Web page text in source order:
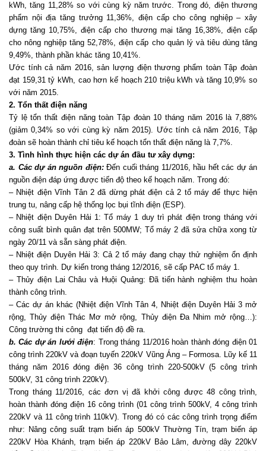
kWh, tăng 11,28% so với cùng kỳ năm trước. Trong đó, điện thương
phẩm nội địa tăng trưởng 11,36%, điện cấp cho công nghiệp – xây
dựng tăng 10,75%, điện cấp cho thương mại tăng 16,38%, điện cấp
cho nông nghiệp tăng 52,78%, điện cấp cho quản lý và tiêu dùng tăng
9,49%, thành phần khác tăng 10,41%.
Ước tính cả năm 2016, sản lượng điện thương phẩm toàn Tập đoàn
đạt 159,31 tỷ kWh, cao hơn kế hoạch 210 triệu kWh và tăng 10,9% so
với năm 2015.
2. Tổn thất điện năng
Tỷ lệ tổn thất điện năng toàn Tập đoàn 10 tháng năm 2016 là 7,88%
(giảm 0,34% so với cùng kỳ năm 2015). Ước tính cả năm 2016, Tập
đoàn sẽ hoàn thành chỉ tiêu kế hoạch tổn thất điện năng là 7,7%.
3. Tình hình thực hiện các dự án đầu tư xây dựng:
a. Các dự án nguồn điện: Đến cuối tháng 11/2016, hầu hết các dự án
nguồn điện đáp ứng được tiến độ theo kế hoạch năm. Trong đó:
– Nhiệt điện Vĩnh Tân 2 đã dừng phát điện cả 2 tổ máy để thực hiện
trung tu, nâng cấp hệ thống lọc bụi tĩnh điện (ESP).
– Nhiệt điện Duyên Hải 1: Tổ máy 1 duy trì phát điện trong tháng với
công suất bình quân đạt trên 500MW; Tổ máy 2 đã sửa chữa xong từ
ngày 20/11 và sẵn sàng phát điện.
– Nhiệt điện Duyên Hải 3: Cả 2 tổ máy đang chạy thử nghiệm ổn định
theo quy trình. Dự kiến trong tháng 12/2016, sẽ cấp PAC tổ máy 1.
– Thủy điện Lai Châu và Huội Quảng: Đã tiến hành nghiệm thu hoàn
thành công trình.
– Các dự án khác (Nhiệt điện Vĩnh Tân 4, Nhiệt điện Duyên Hải 3 mở
rộng, Thủy điện Thác Mơ mở rộng, Thủy điện Đa Nhim mở rộng…):
Công trường thi công đạt tiến độ đề ra.
b. Các dự án lưới điện: Trong tháng 11/2016 hoàn thành đóng điện 01
công trình 220kV và đoạn tuyến 220kV Vũng Áng – Formosa. Lũy kế 11
tháng năm 2016 đóng điện 36 công trình 220-500kV (5 công trình
500kV, 31 công trình 220kV).
Trong tháng 11/2016, các đơn vị đã khởi công được 48 công trình,
hoàn thành đóng điện 16 công trình (01 công trình 500kV, 4 công trình
220kV và 11 công trình 110kV). Trong đó có các công trình trọng điểm
như: Nâng công suất trạm biến áp 500kV Thường Tín, trạm biến áp
220kV Hòa Khánh, trạm biến áp 220kV Bảo Lâm, đường dây 220kV